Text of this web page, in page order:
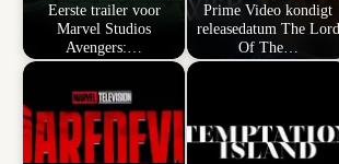
Eerste trailer voor
Marvel Studios
Avengers:…
Prime Video kondigt
releasedatum The Lord
Of The…